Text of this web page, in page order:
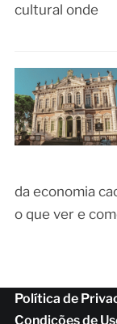
cultural onde
da economia
o que ver e
Política de
Condições de